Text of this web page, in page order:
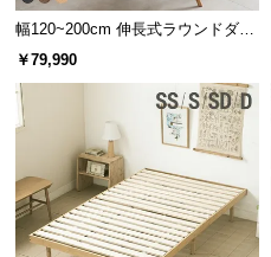
員
約
て
幅120~200cm 伸長式ラウンドダイ
ニングテーブル 6人掛け 天然木突
￥79,990